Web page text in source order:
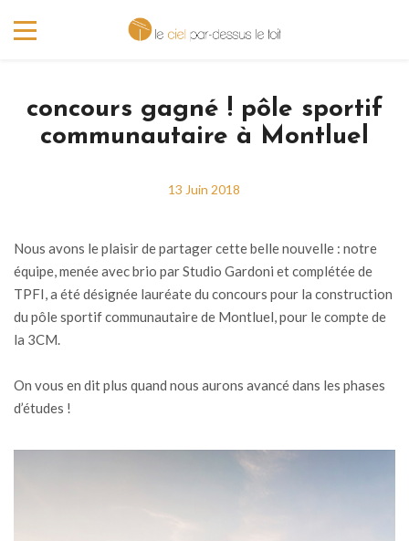
concours gagné ! pôle sportif
communautaire à Montluel
13 Juin 2018
Nous avons le plaisir de partager cette belle nouvelle : notre
équipe, menée avec brio par Studio Gardoni et complétée de
TPFI, a été désignée lauréate du concours pour la construction
du pôle sportif communautaire de Montluel, pour le compte de
la 3CM.
On vous en dit plus quand nous aurons avancé dans les phases
d’études !